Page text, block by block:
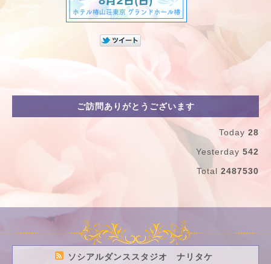
ご訪問ありがとうございます
Today 28
Yesterday 542
Total 2487530
ソシアルダンススタジオ ナリタケ